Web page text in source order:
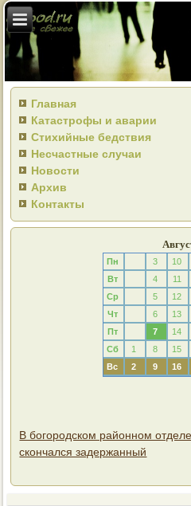
Главная
Катастрофы и аварии
Стихийные бедствия
Несчастные случаи
Новости
Архив
Контакты
Пн 3 10
Вт
4 11
Ср
5 12
Чт
6 13
Пт
7 14
Сб
1 8 15
Вс
2 9 16
В богородском районном
скончался задержанный